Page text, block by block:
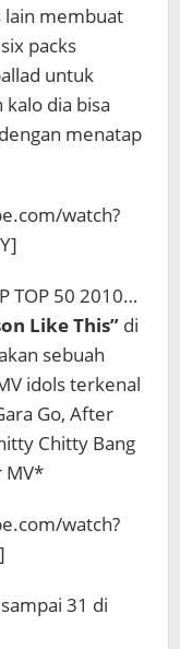
lain membuat
packs
untuk
dia bisa
menatap
watch?
TOP 50 2010…
Like This” di
sebuah
idols terkenal
Go, After
Chitty Bang
MV*
watch?
31 di